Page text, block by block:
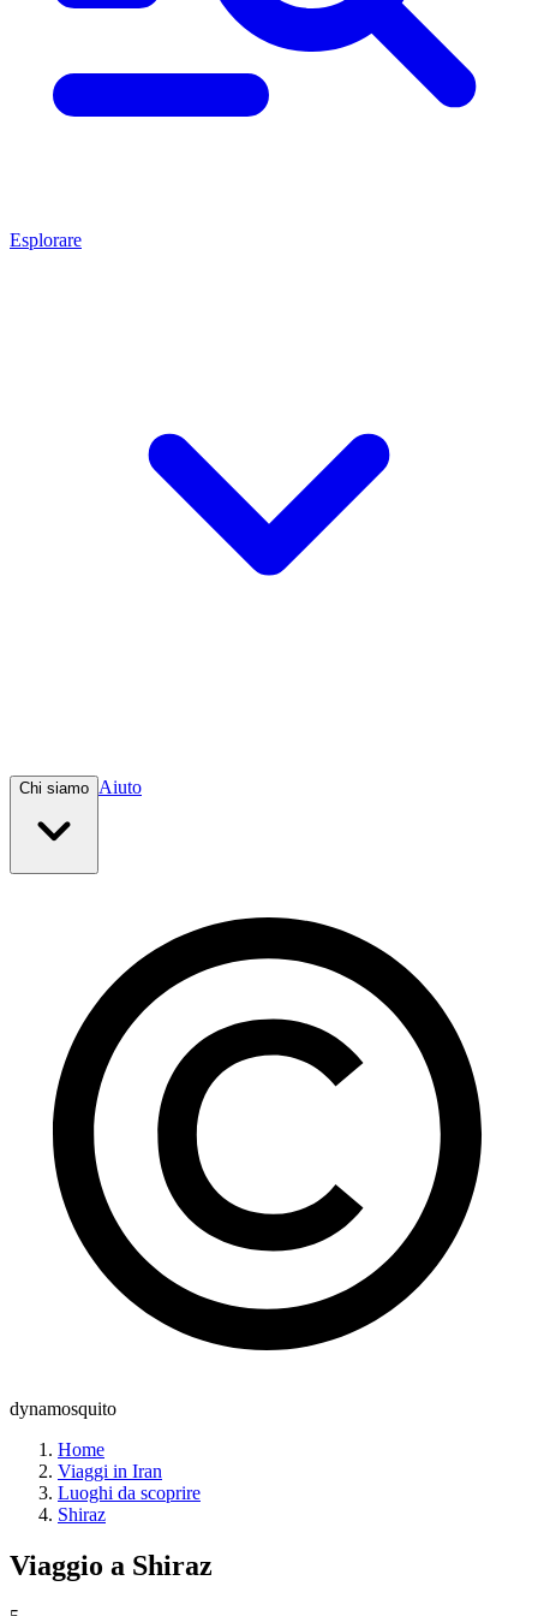
Esplorare
Chi siamo Aiuto
dynamosquito
Home
Viaggi in Iran
Luoghi da scoprire
Shiraz
Viaggio a Shiraz